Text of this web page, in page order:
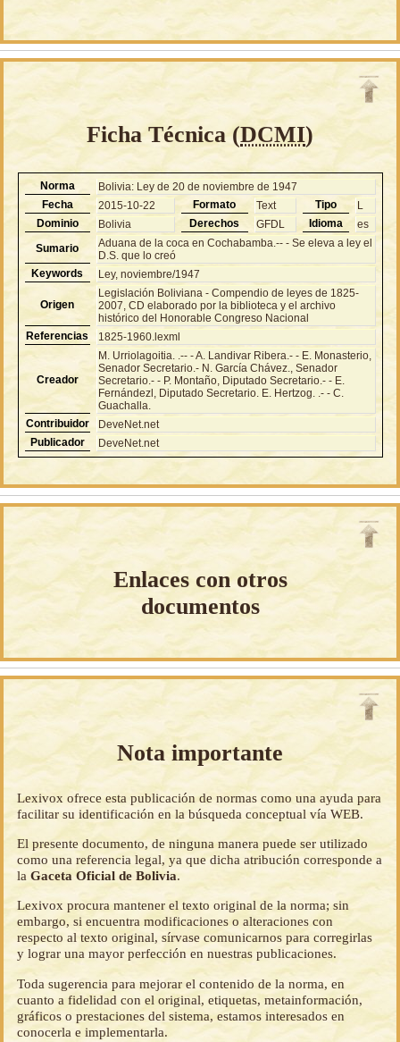
Ficha Técnica (DCMI)
Norma
Bolivia: Ley de 20 de noviembre de 1947
Fecha
2015-10-22 Formato Text Tipo
L
Dominio
Bolivia Derechos GFDL Idioma
es
Sumario
Aduana de la coca en Cochabamba.-- - Se eleva a ley el
D.S. que lo creó
Keywords
Ley, noviembre/1947
Origen
Legislación Boliviana - Compendio de leyes de 1825-
2007, CD elaborado por la biblioteca y el archivo
histórico del Honorable Congreso Nacional
Referencias
1825-1960.lexml
Creador
M. Urriolagoitia. .-- - A. Landivar Ribera.- - E. Monasterio,
Senador Secretario.- N. García Chávez., Senador
Secretario.- - P. Montaño, Diputado Secretario.- - E.
Fernándezl, Diputado Secretario. E. Hertzog. .- - C.
Guachalla.
Contribuidor
DeveNet.net
Publicador
DeveNet.net
Enlaces con otros
documentos
Nota importante
Lexivox ofrece esta publicación de normas como una ayuda para
facilitar su identificación en la búsqueda conceptual vía WEB.
El presente documento, de ninguna manera puede ser utilizado
como una referencia legal, ya que dicha atribución corresponde a
laGaceta Oficial de Bolivia.
Lexivox procura mantener el texto original de la norma; sin
embargo, si encuentra modificaciones o alteraciones con
respecto al texto original, sírvase comunicarnos para corregirlas
y lograr una mayor perfección en nuestras publicaciones.
Toda sugerencia para mejorar el contenido de la norma, en
cuanto a fidelidad con el original, etiquetas, metainformación,
gráficos o prestaciones del sistema, estamos interesados en
conocerla e implementarla.